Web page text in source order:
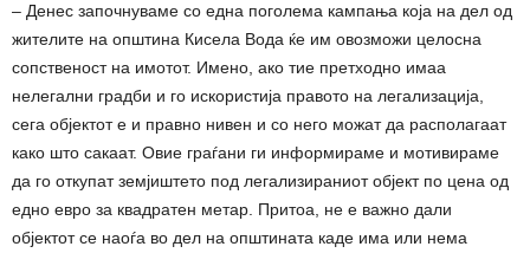
– Денес започнуваме со една поголема кампања која на дел од
жителите на општина Кисела Вода ќе им овозможи целосна
сопственост на имотот. Имено, ако тие претходно имаа
нелегални градби и го искористија правото на легализација,
сега објектот е и правно нивен и со него можат да располагаат
како што сакаат. Овие граѓани ги информираме и мотивираме
да го откупат земјиштето под легализираниот објект по цена од
едно евро за квадратен метар. Притоа, не е важно дали
објектот се наоѓа во дел на општината каде има или нема